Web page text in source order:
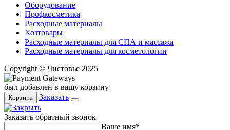
Оборудование
Профкосметика
Расходные материалы
Хозтовары
Расходные материалы для СПА и массажа
Расходные материалы для косметологии
Copyright © Чистовье 2025
был добавлен в вашу корзину
Корзина Заказать
Заказать обратный звонок
Ваше имя*